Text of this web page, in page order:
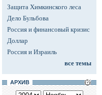
Защита Химкинского леса
Дело Бульбова
Россия и финансовый кризис
Доллар
Россия и Израиль
все темы
АРХИВ